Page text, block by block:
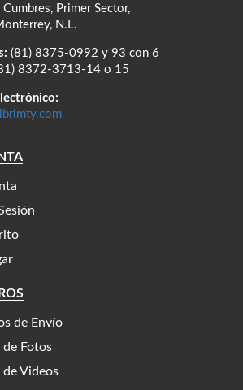
Cumbres, Primer Sector,
N.L.
(81) 8375-0992 y 93 con 6
8372-3713-14 o 15
de Envío
de Fotos
de Videos